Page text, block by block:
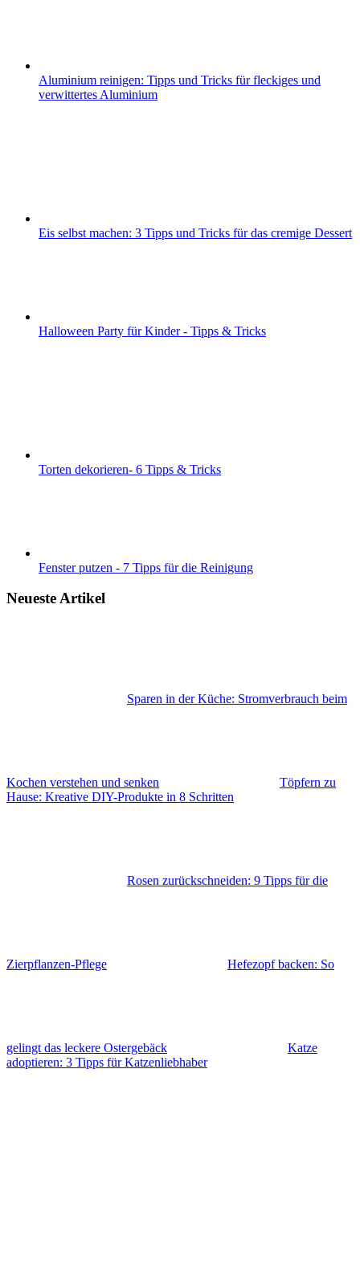
Aluminium reinigen: Tipps und Tricks für fleckiges und
verwittertes Aluminium
Eis selbst machen: 3 Tipps und Tricks für das cremige Dessert
Halloween Party für Kinder - Tipps & Tricks
Torten dekorieren- 6 Tipps & Tricks
Fenster putzen - 7 Tipps für die Reinigung
Neueste Artikel
Sparen in der Küche: Stromverbrauch beim
Kochen verstehen und senken
Töpfern zu
Hause: Kreative DIY-Produkte in 8 Schritten
Rosen zurückschneiden: 9 Tipps für die
Zierpflanzen-Pflege Hefezopf backen: So
gelingt das leckere Ostergebäck
Katze
adoptieren: 3 Tipps für Katzenliebhaber